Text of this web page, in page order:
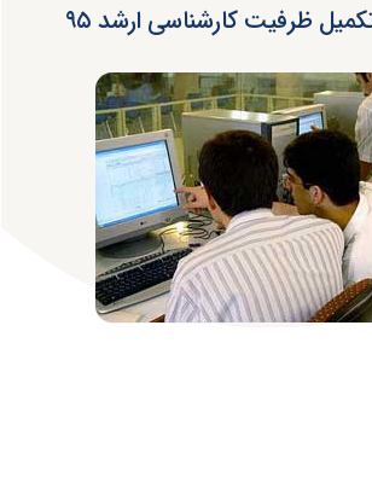
ظرفیت کارشناسی ارشد ۹۵